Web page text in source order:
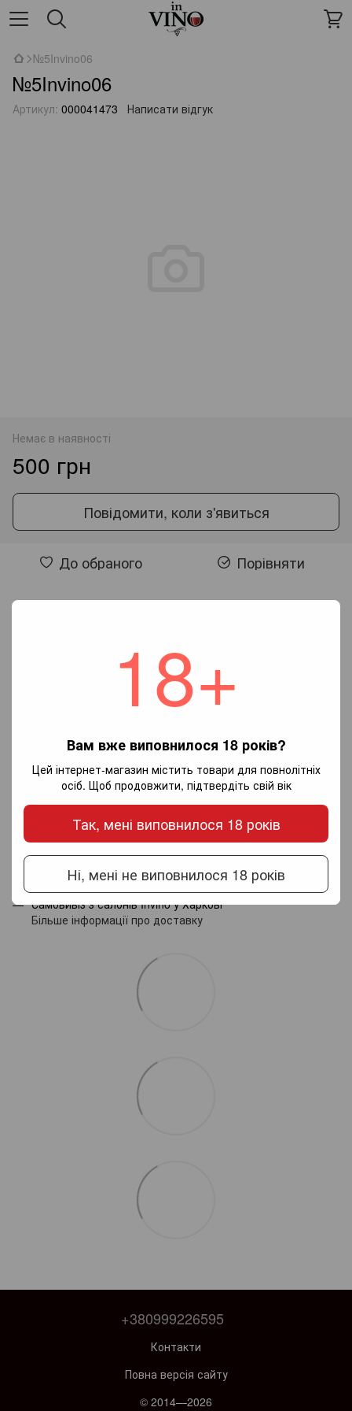
18+
Вам вже виповнилося 18 років?
Цей інтернет-магазин містить товари для повнолітніх
осіб. Щоб продовжити, підтвердіть свій вік
Так, мені виповнилося 18 років
Ні, мені не виповнилося 18 років
№5Invino06
№5Invino06
Артикул: 000041473 Написати відгук
Немає в наявності
500 грн
Повідомити, коли з'явиться
До обраного Порівняти
Написати відгук
Доставка Оплата Гарантія
Новою поштою по Україні - за тарифами перевізника.
Самовивіз з салонів Invino у Харкові
Більше інформації про доставку
+380999226595
Контакти
Повна версія сайту
© 2014—2026